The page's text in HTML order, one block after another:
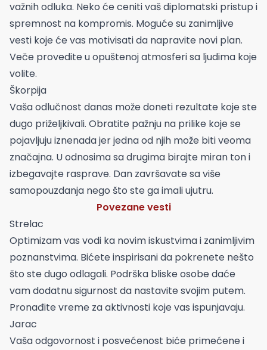
važnih odluka. Neko će ceniti vaš diplomatski pristup i
spremnost na kompromis. Moguće su zanimljive
vesti koje će vas motivisati da napravite novi plan.
Veče provedite u opuštenoj atmosferi sa ljudima koje
volite.
Škorpija
Vaša odlučnost danas može doneti rezultate koje ste
dugo priželjkivali. Obratite pažnju na prilike koje se
pojavljuju iznenada jer jedna od njih može biti veoma
značajna. U odnosima sa drugima birajte miran ton i
izbegavajte rasprave. Dan završavate sa više
samopouzdanja nego što ste ga imali ujutru.
Povezane vesti
Strelac
Optimizam vas vodi ka novim iskustvima i zanimljivim
poznanstvima. Bićete inspirisani da pokrenete nešto
što ste dugo odlagali. Podrška bliske osobe daće
vam dodatnu sigurnost da nastavite svojim putem.
Pronađite vreme za aktivnosti koje vas ispunjavaju.
Jarac
Vaša odgovornost i posvećenost biće primećene i